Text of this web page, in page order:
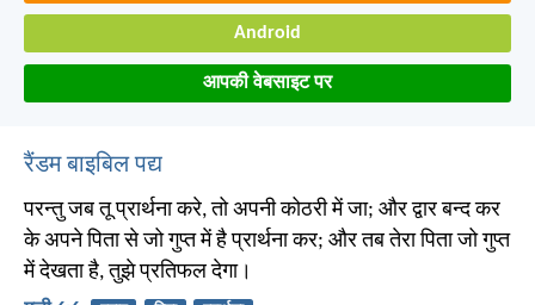
Android
आपकी वेबसाइट पर
रैंडम बाइबिल पद्य
परन्तु जब तू प्रार्थना करे, तो अपनी कोठरी में जा; और द्वार बन्द कर
के अपने पिता से जो गुप्त में है प्रार्थना कर; और तब तेरा पिता जो गुप्त
में देखता है, तुझे प्रतिफल देगा।